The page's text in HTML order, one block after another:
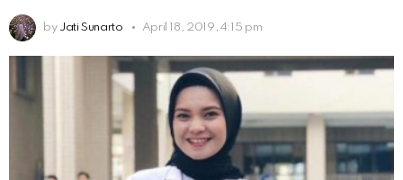
by Jati Sunarto April 18, 2019, 4:15 pm